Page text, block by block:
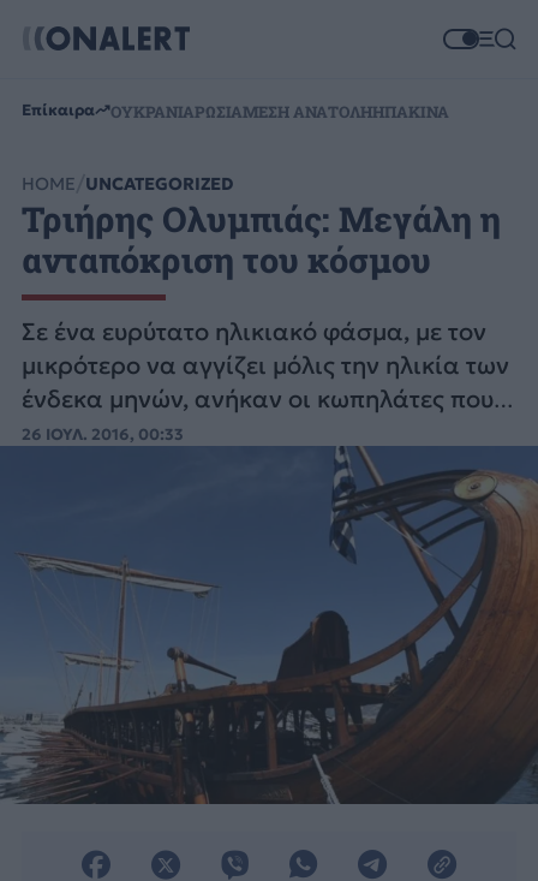
Επίκαιρα ΟΥΚΡΑΝΙΑΡΩΣΙΑΜΕΣΗ ΑΝΑΤΟΛΗΗΠΑΚΙΝΑ
HOME UNCATEGORIZED
Τριήρης Ολυμπιάς: Μεγάλη η
ανταπόκριση του κόσμου
Σε ένα ευρύτατο ηλικιακό φάσμα, με τον
μικρότερο να αγγίζει μόλις την ηλικία των
ένδεκα μηνών, ανήκαν οι κωπηλάτες που
στελέχωσαν την τριήρη Ολυμπιάδα
26 ΙΟΥΛ. 2016, 00:33